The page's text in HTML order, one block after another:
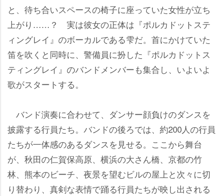
と、待ち合いスペースの椅子に座っていた女性が立ち
上がり……？ 実は彼女の正体は『ポルカドットステ
ィングレイ』のボーカルである雫だ。首にかけていた
笛を吹くと同時に、警備員に扮した『ポルカドットス
ティングレイ』のバンドメンバーも集合し、いよいよ
歌がスタートする。
バンド演奏に合わせて、ダンサー顔負けのダンスを
披露する行員たち。バンドの後ろでは、約200人の行員
たちが一体感のあるダンスを見せる。ここから舞台
が、秋田の仁賀保高原、横浜の大さん橋、京都の竹
林、熊本のビーチ、夜景を望むビルの屋上と次々に切
り替わり、真剣な表情で踊る行員たちが映し出される